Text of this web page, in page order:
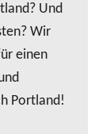
Und
Wir
einen
Portland!